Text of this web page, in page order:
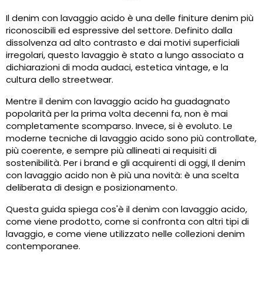
Il denim con lavaggio acido è una delle finiture denim più
riconoscibili ed espressive del settore. Definito dalla
dissolvenza ad alto contrasto e dai motivi superficiali
irregolari, questo lavaggio è stato a lungo associato a
dichiarazioni di moda audaci, estetica vintage, e la
cultura dello streetwear.
Mentre il denim con lavaggio acido ha guadagnato
popolarità per la prima volta decenni fa, non è mai
completamente scomparso. Invece, si è evoluto. Le
moderne tecniche di lavaggio acido sono più controllate,
più coerente, e sempre più allineati ai requisiti di
sostenibilità. Per i brand e gli acquirenti di oggi, Il denim
con lavaggio acido non è più una novità: è una scelta
deliberata di design e posizionamento.
Questa guida spiega cos'è il denim con lavaggio acido,
come viene prodotto, come si confronta con altri tipi di
lavaggio, e come viene utilizzato nelle collezioni denim
contemporanee.